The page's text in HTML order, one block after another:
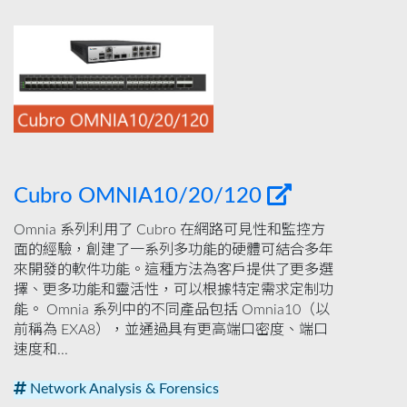
Cubro OMNIA10/20/120
Omnia 系列利用了 Cubro 在網路可見性和監控方
面的經驗，創建了一系列多功能的硬體可結合多年
來開發的軟件功能。這種方法為客戶提供了更多選
擇、更多功能和靈活性，可以根據特定需求定制功
能。 Omnia 系列中的不同產品包括 Omnia10（以
前稱為 EXA8），並通過具有更高端口密度、端口
速度和...
Network Analysis & Forensics